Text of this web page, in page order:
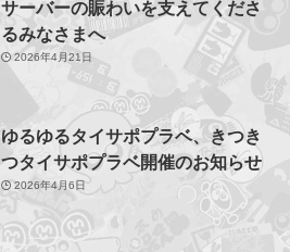
サーバーの賑わいを支えてくださ
るみなさまへ
2026年4月21日
ゆるゆるタイサポプラベ、きつき
つタイサポプラベ開催のお知らせ
2026年4月6日